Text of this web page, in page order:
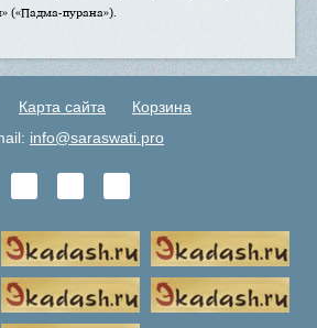
(«Падма-пурана»).
Карта сайта
Корзина
info@saraswati.pro